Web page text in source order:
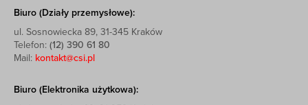
Biuro (Działy przemysłowe):
ul. Sosnowiecka 89, 31-345 Kraków
Telefon: (12) 390 61 80
Mail: kontakt@csi.pl
Biuro (Elektronika użytkowa):